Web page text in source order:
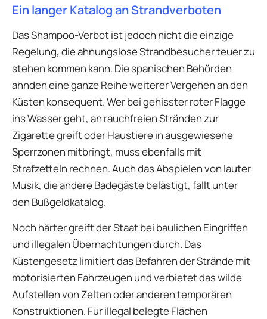
Ein langer Katalog an Strandverboten
Das Shampoo-Verbot ist jedoch nicht die einzige
Regelung, die ahnungslose Strandbesucher teuer zu
stehen kommen kann. Die spanischen Behörden
ahnden eine ganze Reihe weiterer Vergehen an den
Küsten konsequent. Wer bei gehisster roter Flagge
ins Wasser geht, an rauchfreien Stränden zur
Zigarette greift oder Haustiere in ausgewiesene
Sperrzonen mitbringt, muss ebenfalls mit
Strafzetteln rechnen. Auch das Abspielen von lauter
Musik, die andere Badegäste belästigt, fällt unter
den Bußgeldkatalog.
Noch härter greift der Staat bei baulichen Eingriffen
und illegalen Übernachtungen durch. Das
Küstengesetz limitiert das Befahren der Strände mit
motorisierten Fahrzeugen und verbietet das wilde
Aufstellen von Zelten oder anderen temporären
Konstruktionen. Für illegal belegte Flächen